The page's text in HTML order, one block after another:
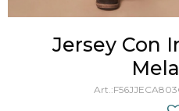
Jersey Con